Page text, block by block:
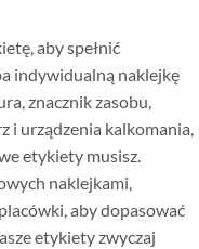
aby spełnić
indywidualną naklejkę
znacznik zasobu,
i urządzenia kalkomania,
etykiety musisz.
naklejkami,
aby dopasować
etykiety zwyczaj